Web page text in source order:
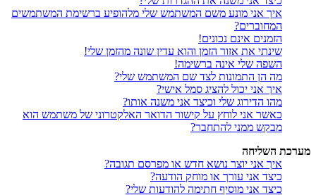
איך אני מונע משם המשתמש שלי מלהופיע ברשימת המשתמשים
המחוברים?
הזמנים אינם נכונים!
שינתי את אזור הזמן והוא עדין שונה מהזמן שלי!
השפה שלי אינה ברשימה!
מה הן התמונות לצד שם המשתמש שלי?
איך אני יכול להציג סמל אישי?
מהו הדירוג שלי וכיצד אני משנה אותו?
כאשר אני לוחץ על קישור הדואר האלקטרוני של משתמש הוא
מבקש ממני להתחבר?
מערכת השליחה
איך אני יוצר נושא חדש או מפרסם תגובה?
כיצד אני עורך או מוחק הודעה?
כיצד אני מוסיף חתימה להודעות שלי?